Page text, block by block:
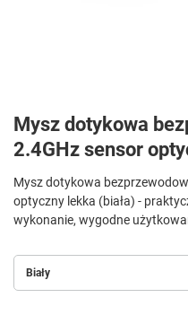
Mysz dotykowa
2.4GHz sensor
Mysz dotykowa
optyczny lekka (biała) -
wykonanie, wygodne
Biały